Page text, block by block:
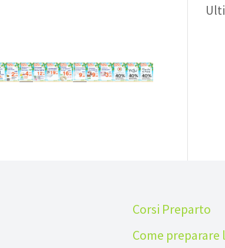
Corsi Preparto
Come preparare